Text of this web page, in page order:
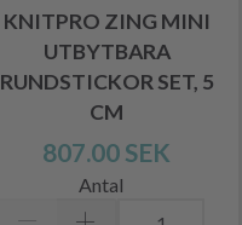
KNITPRO ZING MINI
UTBYTBARA
RUNDSTICKOR SET, 5
CM
807.00 SEK
Antal